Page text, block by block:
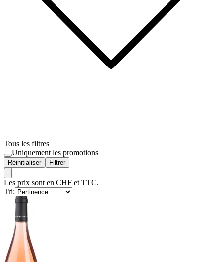
Tous les filtres
Uniquement les promotions
Réinitialiser Filtrer
Les prix sont en CHF et TTC.
Tri: